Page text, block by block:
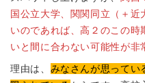
国公立大学、関関同立（＋近
いのであれば、高２のこの時
いと間に合わない可能性が非
理由は、 みなさんが思ってい